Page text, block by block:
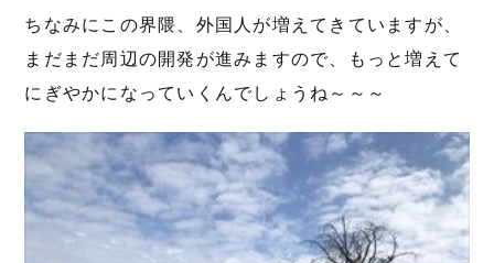
ちなみにこの界隈、外国人が増えてきていますが、
まだまだ周辺の開発が進みますので、もっと増えて
にぎやかになっていくんでしょうね～～～